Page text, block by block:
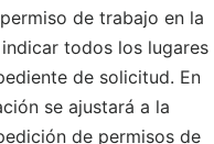
de trabajo en la
todos los lugares
de solicitud. En
se ajustará a la
de permisos de